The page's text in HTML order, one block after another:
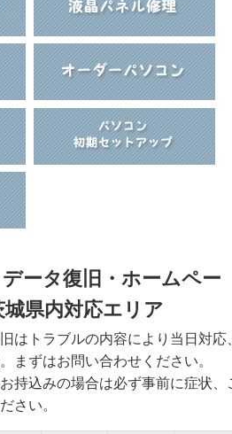
ータ復旧・ホームペー
城県内対応エリア
はトラブルの内容により当日対応
まずはお問い合わせください。
持込みの場合は必ず事前に症状、
さい。